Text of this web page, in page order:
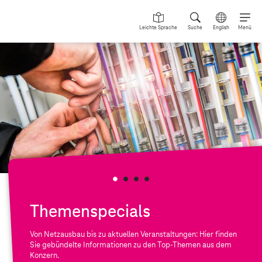
Leichte Sprache Suche English Menü
Themenspecials
Von Netzausbau bis zu aktuellen Veranstaltungen: Hier finden
Sie gebündelte Informationen zu den Top-Themen aus dem
Konzern.